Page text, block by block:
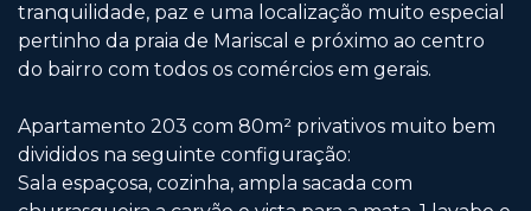
tranquilidade, paz e uma localização muito especial
pertinho da praia de Mariscal e próximo ao centro
do bairro com todos os comércios em gerais.
Apartamento 203 com 80m² privativos muito bem
divididos na seguinte configuração:
Sala espaçosa, cozinha, ampla sacada com